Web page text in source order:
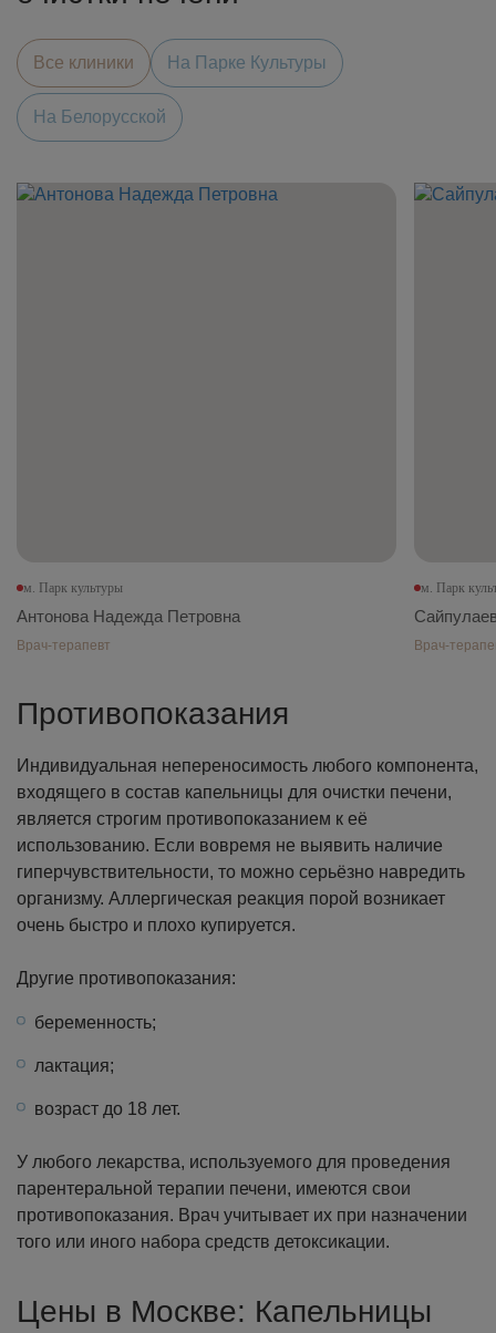
Все клиники На Парке Культуры
На Белорусской
м. Парк культуры
Антонова Надежда Петровна
Врач-терапевт
м. Парк
Врач-
Противопоказания
Индивидуальная непереносимость любого компонента,
входящего в состав капельницы для очистки печени,
является строгим противопоказанием к её
использованию. Если вовремя не выявить наличие
гиперчувствительности, то можно серьёзно навредить
организму. Аллергическая реакция порой возникает
очень быстро и плохо купируется.
Другие противопоказания:
беременность;
лактация;
возраст до 18 лет.
У любого лекарства, используемого для проведения
парентеральной терапии печени, имеются свои
противопоказания. Врач учитывает их при назначении
того или иного набора средств детоксикации.
Цены в Москве: Капельницы